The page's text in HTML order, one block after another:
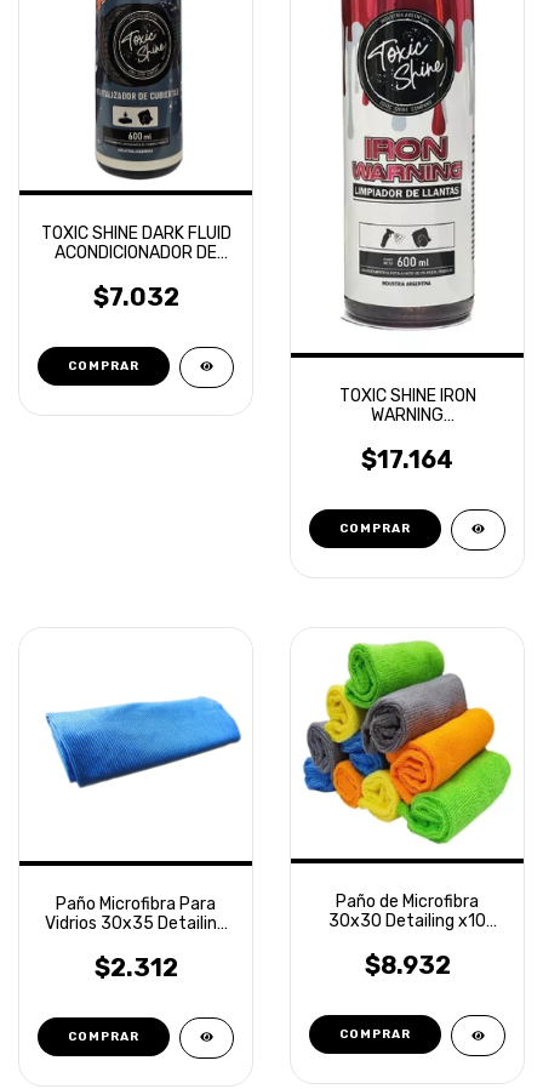
TOXIC SHINE DARK FLUID
ACONDICIONADOR DE
$7.032
TOXIC SHINE IRON
WARNING
FERRICO 600ML
$17.164
Paño Microfibra Para
Vidrios 30x35 Detailing
$2.312
Paño de Microfibra
30x30 Detailing x10
$8.932